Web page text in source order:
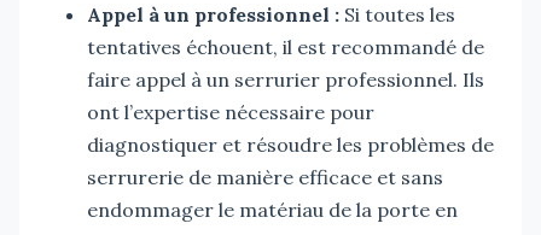
Appel à un professionnel : Si toutes les
tentatives échouent, il est recommandé de
faire appel à un serrurier professionnel. Ils
ont l’expertise nécessaire pour
diagnostiquer et résoudre les problèmes de
serrurerie de manière efficace et sans
endommager le matériau de la porte en